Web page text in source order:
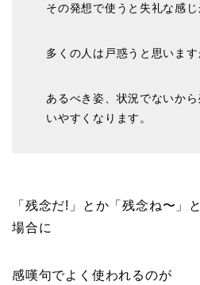
その発想で使うと失礼な感
多くの人は戸惑うと思います
あるべき姿、状況でないか
いやすくなります。
「残念だ!」とか「残念ね〜」
場合に
感嘆句でよく使われるのが